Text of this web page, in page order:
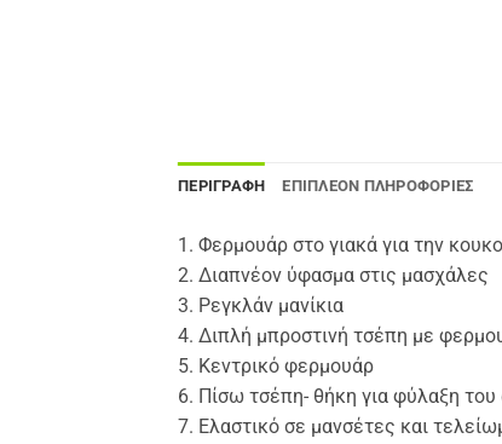
ΠΕΡΙΓΡΑΦΉ ΕΠΙΠΛΈΟΝ ΠΛΗΡΟΦΟΡΊΕΣ
1. Φερμουάρ στο γιακά για την
2. Διαπνέον ύφασμα στις μασχάλες
3. Ρεγκλάν μανίκια
4. Διπλή μπροστινή τσέπη με
5. Κεντρικό φερμουάρ
6. Πίσω τσέπη- θήκη για φύλαξη του
7. Ελαστικό σε μανσέτες και